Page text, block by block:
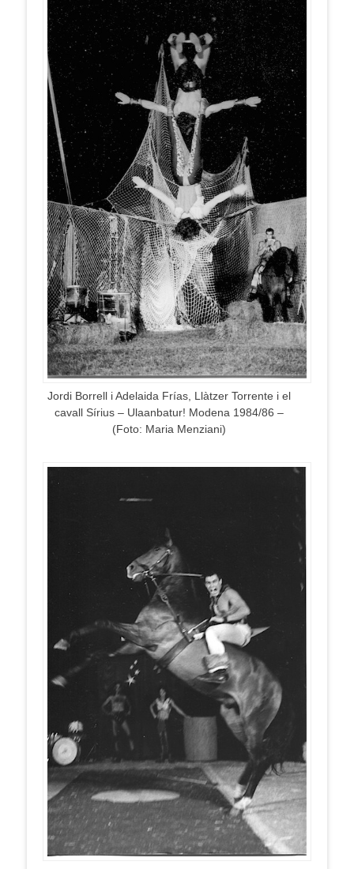
Jordi Borrell i Adelaida Frías, Llàtzer Torrente i el
cavall Sírius – Ulaanbatur! Modena 1984/86 –
(Foto: Maria Menziani)